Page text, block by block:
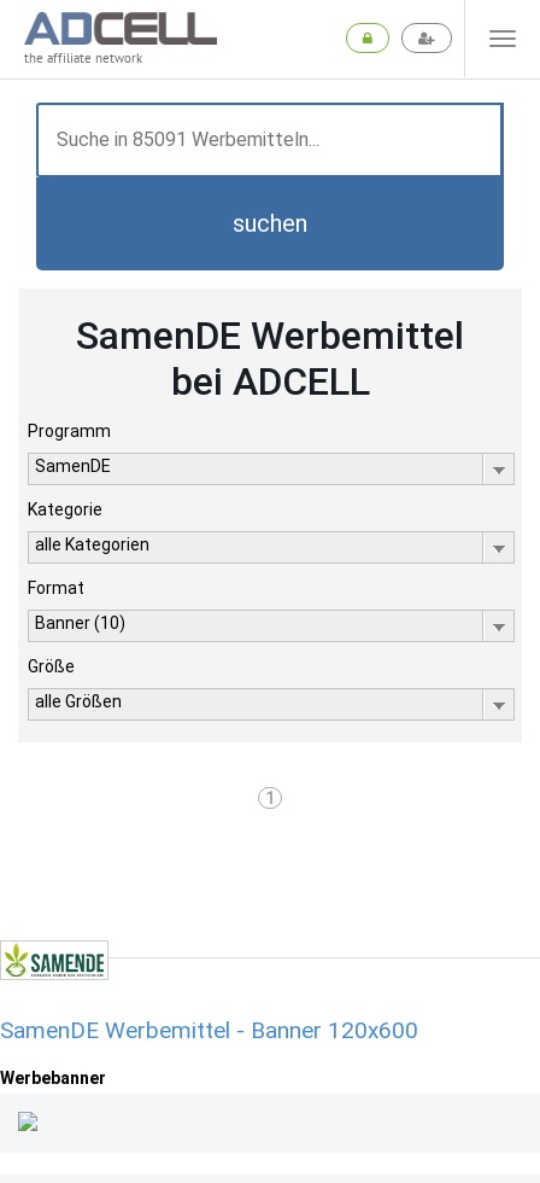
the affiliate network
suchen
SamenDE Werbemittel
bei ADCELL
Programm
SamenDE
Kategorie
alle Kategorien
Format
Banner (10)
Größe
alle Größen
1
SamenDE Werbemittel - Banner 120x600
Werbebanner